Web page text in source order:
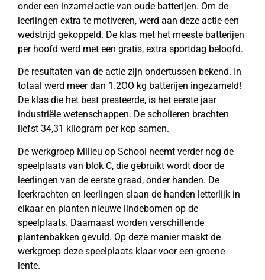
onder een inzamelactie van oude batterijen. Om de
leerlingen extra te motiveren, werd aan deze actie een
wedstrijd gekoppeld. De klas met het meeste batterijen
per hoofd werd met een gratis, extra sportdag beloofd.
De resultaten van de actie zijn ondertussen bekend. In
totaal werd meer dan 1.2OO kg batterijen ingezameld!
De klas die het best presteerde, is het eerste jaar
industriële wetenschappen. De scholieren brachten
liefst 34,31 kilogram per kop samen.
De werkgroep Milieu op School neemt verder nog de
speelplaats van blok C, die gebruikt wordt door de
leerlingen van de eerste graad, onder handen. De
leerkrachten en leerlingen slaan de handen letterlijk in
elkaar en planten nieuwe lindebomen op de
speelplaats. Daarnaast worden verschillende
plantenbakken gevuld. Op deze manier maakt de
werkgroep deze speelplaats klaar voor een groene
lente.